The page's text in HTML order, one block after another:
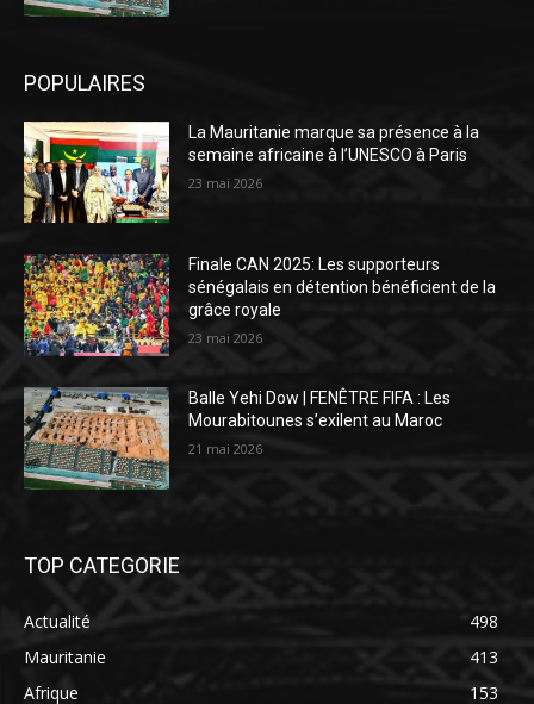
POPULAIRES
La Mauritanie marque sa présence à la
semaine africaine à l’UNESCO à Paris
23 mai 2026
Finale CAN 2025: Les supporteurs
sénégalais en détention bénéficient de la
grâce royale
23 mai 2026
Balle Yehi Dow | FENÊTRE FIFA : Les
Mourabitounes s’exilent au Maroc
21 mai 2026
TOP CATEGORIE
Actualité
498
Mauritanie
413
Afrique
153